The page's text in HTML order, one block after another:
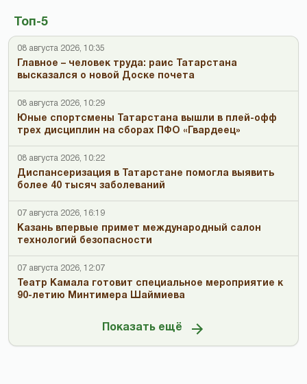
Топ-5
08 августа 2026, 10:35
Главное – человек труда: раис Татарстана
высказался о новой Доске почета
08 августа 2026, 10:29
Юные спортсмены Татарстана вышли в плей-офф
трех дисциплин на сборах ПФО «Гвардеец»
08 августа 2026, 10:22
Диспансеризация в Татарстане помогла выявить
более 40 тысяч заболеваний
07 августа 2026, 16:19
Казань впервые примет международный салон
технологий безопасности
07 августа 2026, 12:07
Театр Камала готовит специальное мероприятие к
90-летию Минтимера Шаймиева
Показать ещё